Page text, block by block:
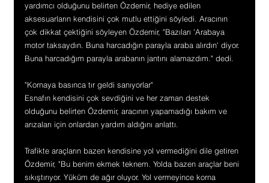
yardımcı olduğunu belirten Özdemir, hediye edilen
aksesuarların kendisini çok mutlu ettiğini söyledi. Aracının
çok dikkat çektiğini söyleyen Özdemir, "Bazıları 'Arabaya
motor taksaydın. Buna harcadığın parayla araba alırdın' diyor.
Buna harcadığım parayla arabanın jantını alamazdım." dedi.
"Kornaya basınca tır geldi sanıyorlar"
Esnafın kendisini çok sevdiğini ve her zaman destek
olduğunu belirten Özdemir, aracının yapamadığı bakım ve
arızaları için onlardan yardım aldığını anlattı.
Trafikte araçların bazen kendisine yol vermediğini dile getiren
Özdemir, "Bu benim ekmek teknem. Yolda bazen araçlar beni
sıkıştırıyor. Yüküm de ağır oluyor. Yol vermeyince korna